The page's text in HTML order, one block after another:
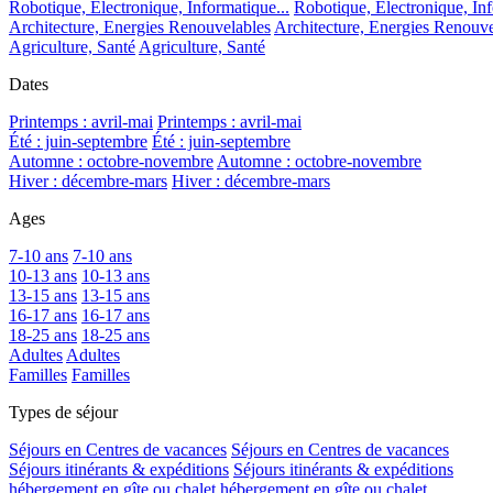
Robotique, Electronique, Informatique... Robotique, Electronique,
Architecture, Energies Renouvelables Architecture, Energies
Agriculture, Santé Agriculture, Santé
Dates
Printemps : avril-mai Printemps : avril-mai
Été : juin-septembre Été : juin-septembre
Automne : octobre-novembre Automne : octobre-novembre
Hiver : décembre-mars Hiver : décembre-mars
Ages
7-10 ans 7-10 ans
10-13 ans 10-13 ans
13-15 ans 13-15 ans
16-17 ans 16-17 ans
18-25 ans 18-25 ans
Adultes Adultes
Familles Familles
Types de séjour
Séjours en Centres de vacances Séjours en Centres de vacances
Séjours itinérants & expéditions Séjours itinérants & expéditions
hébergement en gîte ou chalet hébergement en gîte ou chalet